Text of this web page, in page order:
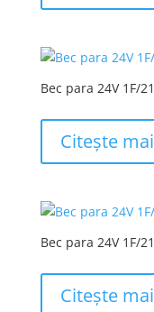
Bec para 24V 1F/
Citește
Bec para 24V 1F/
Citește